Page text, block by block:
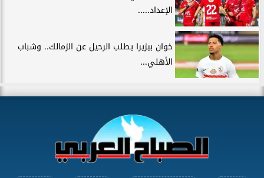
الإعداد.....
خوان بيزيرا يطلب الرحيل عن الزمالك.. وشباب
الأهلي...